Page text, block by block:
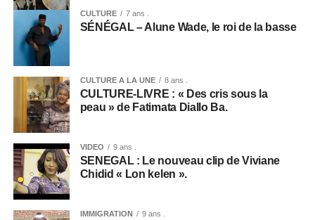
CULTURE 7 ans .
SÉNÉGAL – Alune Wade, le roi de la basse
CULTURE A LA UNE 8 ans .
CULTURE-LIVRE : « Des cris sous la
peau » de Fatimata Diallo Ba.
VIDEO 9 ans .
SENEGAL : Le nouveau clip de Viviane
Chidid « Lon kelen ».
IMMIGRATION 9 ans .